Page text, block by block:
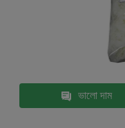
ভালো দাম